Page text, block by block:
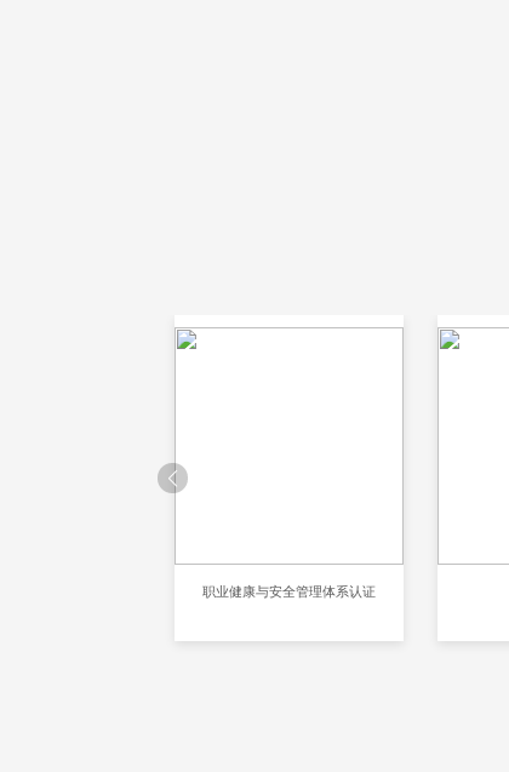
职业健康与安全管理体系认证